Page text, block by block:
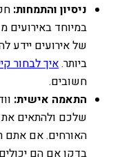
ניסיון והתמחות:
במיוחד באירועים
של אירועים יידע
ביותר.איך לבחור
חשובים.
התאמה אישית:
שלכם ולהתאים
האורחים. אם אתם
בדקו אם הם